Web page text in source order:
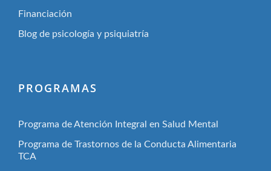
Financiación
Blog de psicología y psiquiatría
PROGRAMAS
Programa de Atención Integral en Salud Mental
Programa de Trastornos de la Conducta Alimentaria
TCA